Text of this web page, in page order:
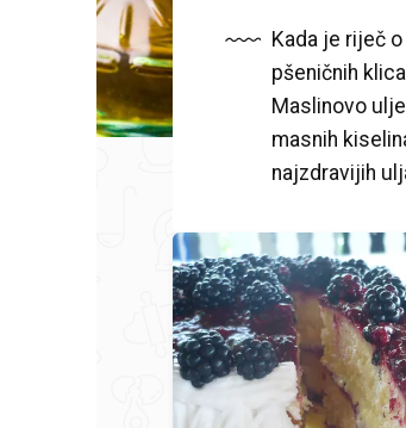
Kada je riječ
pšeničnih
Maslinovo
masnih
najzdravijih